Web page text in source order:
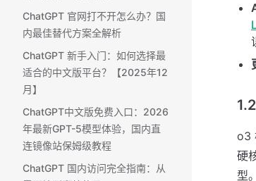
ChatGPT 官网打不开怎么办？国
内最佳替代方案全解析
ChatGPT 新手入门：如何选择最
适合的中文版平台？【2025年12
月】
ChatGPT中文版免费入口：2026
年最新GPT-5模型体验，国内直
连镜像站保姆级教程
ChatGPT 国内访问完全指南：从
o3
硬
型。